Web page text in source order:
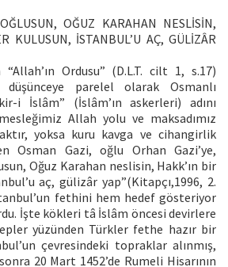
OĞUZ KARAHAN NESLİSİN,
KULUSUN, İSTANBUL’U AÇ, GÜLİZÂR
“Allah’ın Ordusu” (D.L.T. cilt 1, s.17)
parelel olarak Osmanlı
i İslâm” (İslâm’ın askerleri) adını
Allah yolu ve maksadımız
yoksa kuru kavga ve cihangirlik
Osman Gazi, oğlu Orhan Gazi’ye,
Oğuz Karahan neslisin, Hakk’ın bir
aç, gülizâr yap”(Kitapçı,1996, 2.
fethini hem hedef gösteriyor
İşte kökleri tâ İslâm öncesi devirlere
yüzünden Türkler fethe hazır bir
çevresindeki topraklar alınmış,
20 Mart 1452’de Rumeli Hisarının